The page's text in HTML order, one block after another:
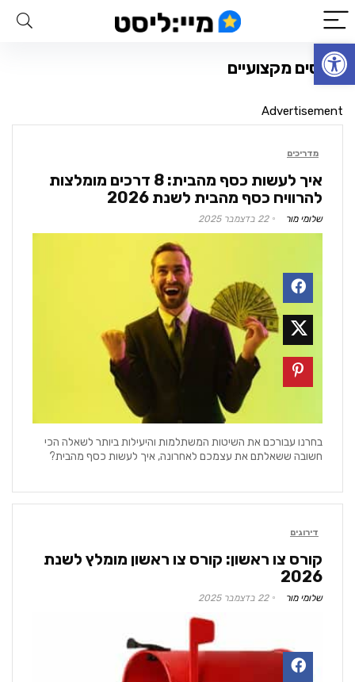
פתח סרגל נגישות
קורסים מקצועיים
Advertisement
מדריכים
איך לעשות כסף מהבית: 8 דרכים מומלצות
להרוויח כסף מהבית לשנת 2026
שלומי מור 22 בדצמבר 2025
בחרנו עבורכם את השיטות המשתלמות והיעילות ביותר לשאלה הכי
חשובה ששאלתם את עצמכם לאחרונה, איך לעשות כסף מהבית?
דירוגים
קורס צו ראשון: קורס צו ראשון מומלץ לשנת
2026
שלומי מור 22 בדצמבר 2025